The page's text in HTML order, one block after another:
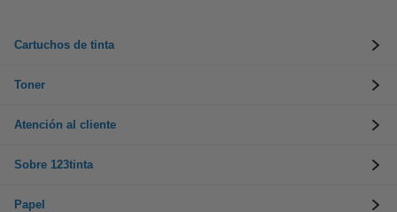
Cartuchos de tinta
Toner
Atención al cliente
Sobre 123tinta
Papel